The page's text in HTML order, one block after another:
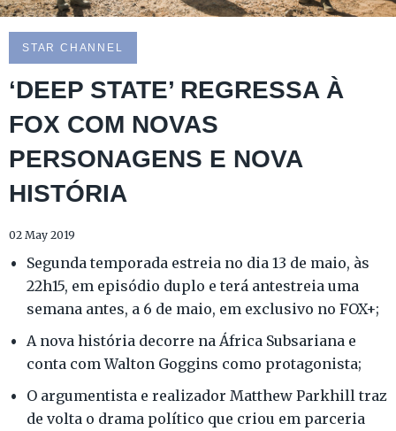
STAR CHANNEL
‘DEEP STATE’ REGRESSA À
FOX COM NOVAS
PERSONAGENS E NOVA
HISTÓRIA
02 May 2019
Segunda temporada estreia no dia 13 de maio, às
22h15, em episódio duplo e terá antestreia uma
semana antes, a 6 de maio, em exclusivo no FOX+;
A nova história decorre na África Subsariana e
conta com Walton Goggins como protagonista;
O argumentista e realizador Matthew Parkhill traz
de volta o drama político que criou em parceria